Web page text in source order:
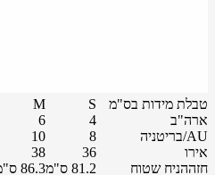
טבלת מידות בס"מ S
M
ארה"ב
4
6
AU/בריטניה
8
10
אירו
36
38
חזההניח שטוח
81.2 ס"מ 86.3 ס"מ